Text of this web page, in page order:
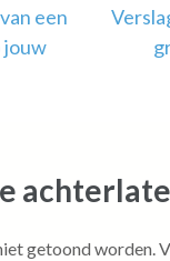
een
jouw
getoond worden.